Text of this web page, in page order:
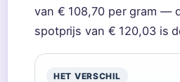
van € 108,70 per gram —
spotprijs van € 120,03 is
HET VERSCHIL